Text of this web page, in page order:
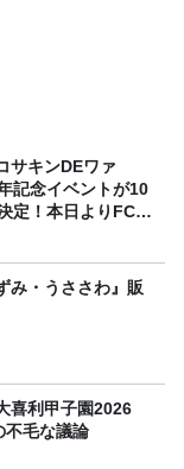
サキンDEワァ
記念イベントが10
定！本日よりFC先
み・うささわ』販
喜利甲子園2026
不毛な議論